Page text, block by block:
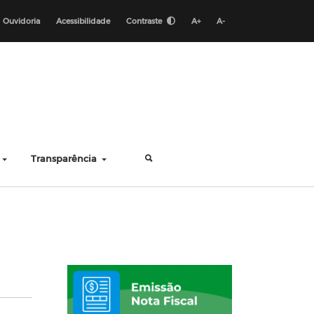
Ouvidoria Acessibilidade Contraste A+ A-
Transparência